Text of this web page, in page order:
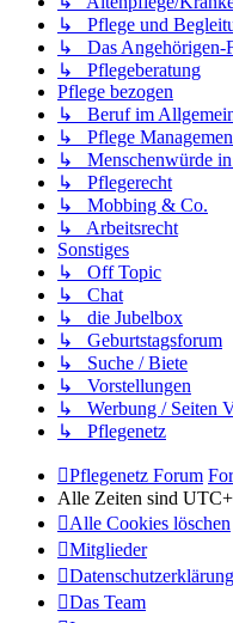
↳ Pflege und
↳ Das Angehörigen-
↳ Pflegeberatung
Pflege bezogen
↳ Beruf im
↳ Pflege
↳ Menschenwürde in
↳ Pflegerecht
↳ Mobbing & Co.
↳ Arbeitsrecht
Sonstiges
↳ Off Topic
↳ Chat
↳ die Jubelbox
↳ Geburtstagsforum
↳ Suche / Biete
↳ Vorstellungen
↳ Werbung / Seiten
↳ Pflegenetz
Pflegenetz Forum
Alle Zeiten sind
Alle Cookies löschen
Mitglieder
Datenschutzerklärung
Das Team